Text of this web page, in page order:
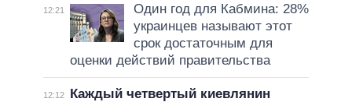
12:21
Один год для Кабмина: 28%
украинцев называют этот
срок достаточным для
оценки действий правительства
12:12
Каждый четвертый киевлянин